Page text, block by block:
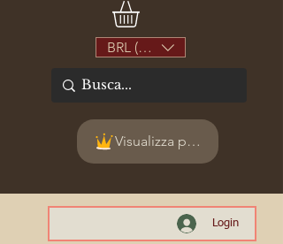
BRL (R$)
Visualizza punti
Login